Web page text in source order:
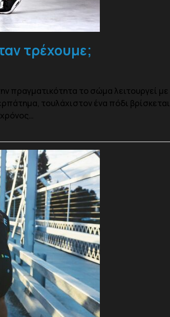
τρέχουμε;
πραγματικότητα το σώμα λειτουργεί με
τουλάχιστον ένα πόδι βρίσκεται